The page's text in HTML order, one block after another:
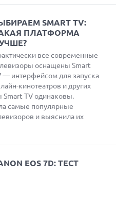
SMART TV:
ПЛАТФОРМА
все современные
оснащены Smart
— интерфейсом для запуска
кинотеатров и других
TV одинаковы.
самые популярные
и выяснила их
EOS 7D: ТЕСТ